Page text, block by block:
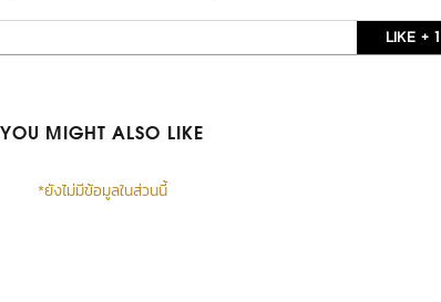
LIKE + 1
YOU MIGHT ALSO LIKE
*ยังไม่มีข้อมูลในส่วนนี้